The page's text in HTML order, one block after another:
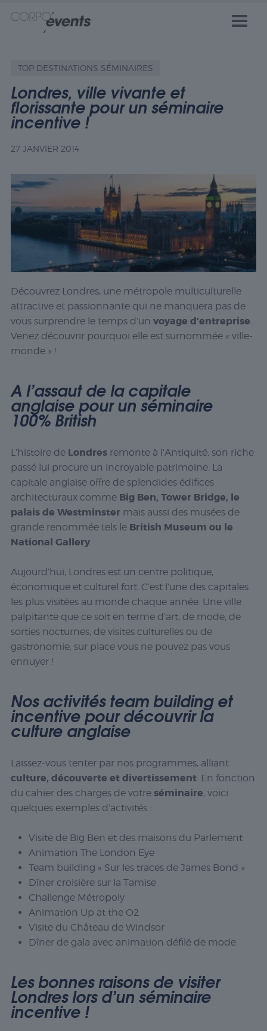
TOP DESTINATIONS SÉMINAIRES
Londres, ville vivante et
florissante pour un séminaire
incentive !
27 JANVIER 2014
Découvrez Londres, une métropole multiculturelle
attractive et passionnante qui ne manquera pas de
vous surprendre le temps d’un voyage d’entreprise.
Venez découvrir pourquoi elle est surnommée « ville-
monde » !
A l’assaut de la capitale
anglaise pour un séminaire
100% British
L’histoire de Londresremonte à l’Antiquité, son riche
passé lui procure un incroyable patrimoine. La
capitale anglaise offre de splendides édifices
architecturaux comme Big Ben, Tower Bridge, le
palais de Westminstermais aussi des musées de
grande renommée tels le British Museum ou le
National Gallery.
Aujourd’hui, Londres est un centre politique,
économique et culturel fort. C’est l’une des capitales
les plus visitées au monde chaque année. Une ville
palpitante que ce soit en terme d’art, de mode, de
sorties nocturnes, de visites culturelles ou de
gastronomie, sur place vous ne pouvez pas vous
ennuyer !
Nos activités team building et
incentive pour découvrir la
culture anglaise
Laissez-vous tenter par nos programmes, alliant
culture, découverte et divertissement. En fonction
du cahier des charges de votre séminaire, voici
quelques exemples d’activités :
Visite de Big Ben et des maisons du Parlement
Animation The London Eye
Team building « Sur les traces de James Bond »
Dîner croisière sur la Tamise
Challenge Métropoly
Animation Up at the O2
Visite du Château de Windsor
Dîner de gala avec animation défilé de mode
Les bonnes raisons de visiter
Londres lors d’un séminaire
incentive !